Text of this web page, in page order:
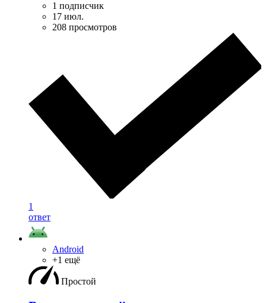
1 подписчик
17 июл.
208 просмотров
1
ответ
Android
+1 ещё
Простой